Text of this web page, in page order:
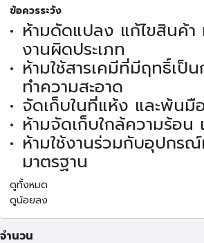
ข้อควรระวัง
ห้ามดัดแปลง แก้ไขสินค้า
งานผิดประเภท
ห้ามใช้สารเคมีที่มีฤทธิ์เป็
ทำความสะอาด
จัดเก็บในที่แห้ง และพ้นมื
ห้ามจัดเก็บใกล้ความร้อน
ห้ามใช้งานร่วมกับอุปกรณ์
มาตรฐาน
ดูทั้งหมด
ดูน้อยลง
จำนวน